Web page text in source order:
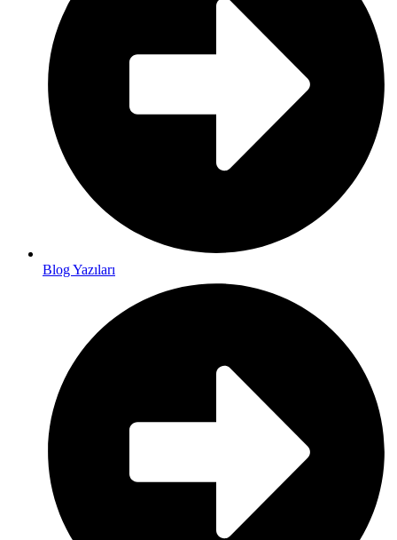
Blog Yazıları